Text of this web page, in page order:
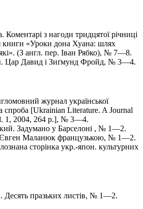
Коментарі з нагоди тридцятої річниці
книги «Уроки дона Хуана: шлях
які». (З англ. пер. Іван Рябко), № 7—8.
Цар Давид і Зиґмунд Фройд, № 3—4.
журнал української
спроба [Ukrainian Literature. A Journal
1, 2004, 264 p.], № 3—4.
Задумано у Барселоні , № 1—2.
Євген Маланюк французькою, № 1—2.
сторінка укр.-япон. культурних
празьких листів, № 1—2.